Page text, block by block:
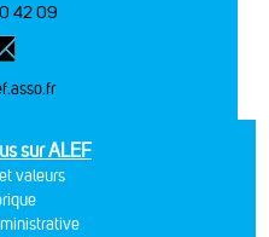
42 09
sur ALEF
valeurs